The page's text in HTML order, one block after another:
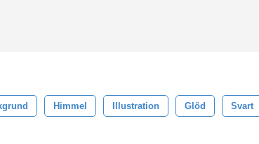
Himmel Illustration Glöd Svart